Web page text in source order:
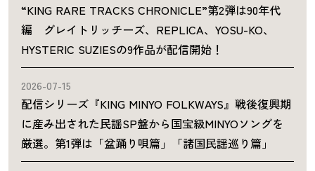
“KING RARE TRACKS CHRONICLE”第2弾は90年代
編 グレイトリッチーズ、REPLICA、YOSU-KO、
HYSTERIC SUZIESの9作品が配信開始！
2026-07-15
配信シリーズ『KING MINYO FOLKWAYS』戦後復興期
に産み出された民謡SP盤から国宝級MINYOソングを
厳選。第1弾は「盆踊り唄篇」「諸国民謡巡り篇」